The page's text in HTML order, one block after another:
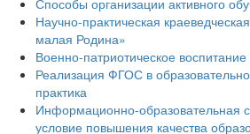
Научно-практическая
малая Родина»
Военно-патриотическое
Реализация ФГОС в
практика
Информационно-образовательная
условие повышения качества